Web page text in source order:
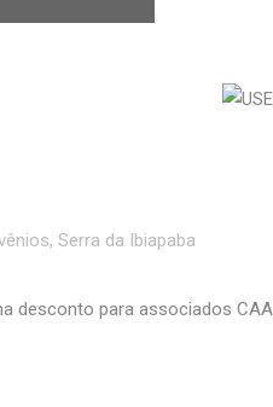
, Serra da Ibiapaba
desconto para associados